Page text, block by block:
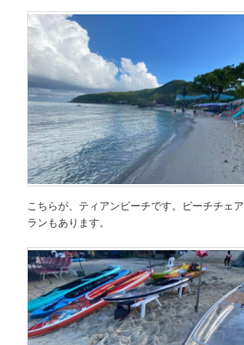
こちらが、ティアンビーチです。ビーチチェ
ランもあります。